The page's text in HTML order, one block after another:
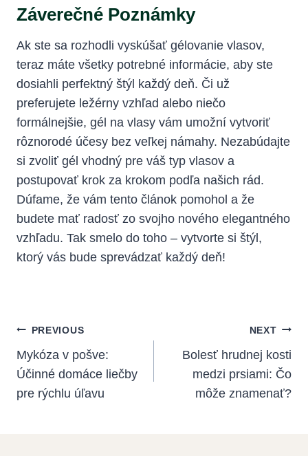
Záverečné Poznámky
Ak ste sa rozhodli vyskúšať gélovanie vlasov,
teraz máte všetky potrebné informácie, aby ste
dosiahli perfektný štýl každý deň. Či už
preferujete ležérny vzhľad alebo niečo
formálnejšie, gél na vlasy vám umožní vytvoriť
rôznorodé účesy bez veľkej námahy. Nezabúdajte
si zvoliť gél vhodný pre váš typ vlasov a
postupovať krok za krokom podľa našich rád.
Dúfame, že vám tento článok pomohol a že
budete mať radosť zo svojho nového elegantného
vzhľadu. Tak smelo do toho – vytvorte si štýl,
ktorý vás bude sprevádzať každý deň!
Navigácia
V
Článku
PREVIOUS
Mykóza v pošve:
Účinné domáce liečby
pre rýchlu úľavu
NEXT
Bolesť hrudnej kosti
medzi prsiami: Čo
môže znamenať?